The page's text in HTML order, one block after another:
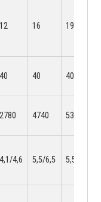
12 16 19
40 40 40
2780 4740 5330
4,1/4,6 5,5/6,5 5,5/6,5